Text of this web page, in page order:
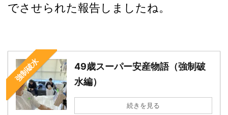
でさせられた報告しましたね。
強制破水
49歳スーパー安産物語（強制破
水編）
続きを見る